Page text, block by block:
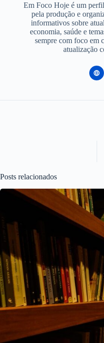
Em Foco Hoje é um
pela produção e
informativos sobre
economia, saúde e
sempre com foco em
atualização
Posts relacionados